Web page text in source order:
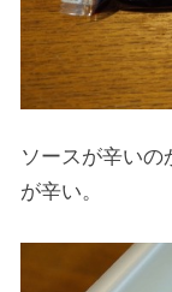
ソースが辛いの
が辛い。